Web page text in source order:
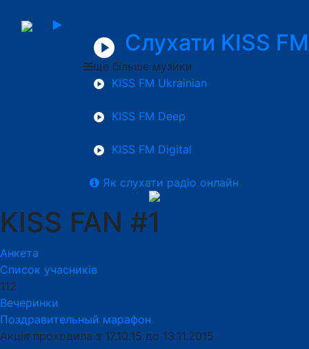
Слухати KISS FM
ще більше музики
KISS FM Ukrainian
KISS FM Deep
KISS FM Digital
Як слухати радіо онлайн
KISS FAN #1
Анкета
Список учасників
112
Вечеринки
Поздравительный марафон
Акція проходила з 17.10.15 до 13.11.2015